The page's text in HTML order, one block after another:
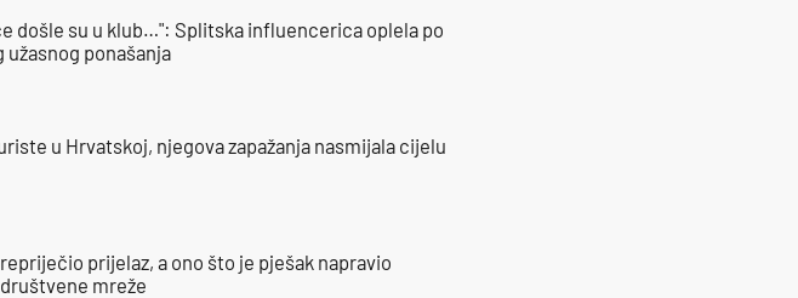
došle su u klub…": Splitska influencerica oplela po
užasnog ponašanja
u Hrvatskoj, njegova zapažanja nasmijala cijelu
prijelaz, a ono što je pješak napravio
mreže